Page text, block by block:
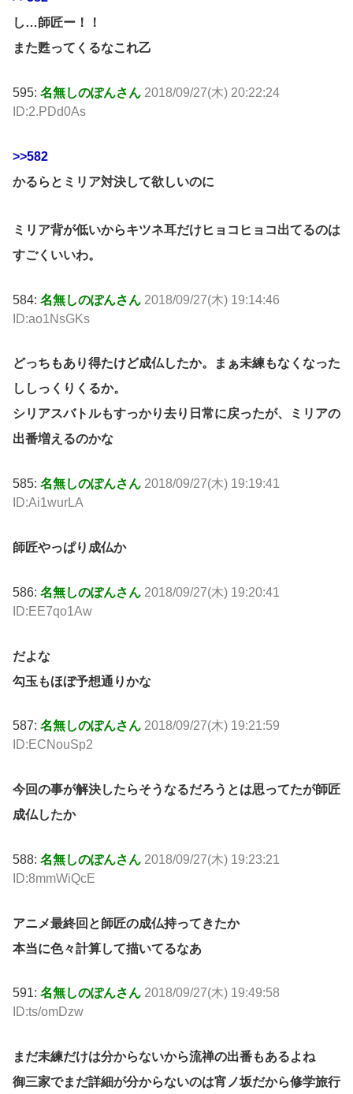
し…師匠ー！！
また甦ってくるなこれ乙
595: 名無しのぽんさん 2018/09/27(木) 20:22:24
ID:2.PDd0As
>>582
かるらとミリア対決して欲しいのに
ミリア背が低いからキツネ耳だけヒョコヒョコ出てるのは
すごくいいわ。
584: 名無しのぽんさん 2018/09/27(木) 19:14:46
ID:ao1NsGKs
どっちもあり得たけど成仏したか。まぁ未練もなくなった
ししっくりくるか。
シリアスバトルもすっかり去り日常に戻ったが、ミリアの
出番増えるのかな
585: 名無しのぽんさん 2018/09/27(木) 19:19:41
ID:Ai1wurLA
師匠やっぱり成仏か
586: 名無しのぽんさん 2018/09/27(木) 19:20:41
ID:EE7qo1Aw
だよな
勾玉もほぼ予想通りかな
587: 名無しのぽんさん 2018/09/27(木) 19:21:59
ID:ECNouSp2
今回の事が解決したらそうなるだろうとは思ってたが師匠
成仏したか
588: 名無しのぽんさん 2018/09/27(木) 19:23:21
ID:8mmWiQcE
アニメ最終回と師匠の成仏持ってきたか
本当に色々計算して描いてるなあ
591: 名無しのぽんさん 2018/09/27(木) 19:49:58
ID:ts/omDzw
まだ未練だけは分からないから流禅の出番もあるよね
御三家でまだ詳細が分からないのは宵ノ坂だから修学旅行